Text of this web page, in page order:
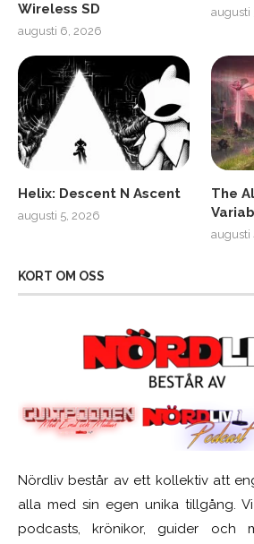
Wireless SD
augusti 6, 2026
augusti
Helix: Descent N Ascent
augusti 5, 2026
The
augusti
KORT OM OSS
Nördliv består av ett kollektiv att
alla med sin egen unika tillgång.
podcasts, krönikor, guider och